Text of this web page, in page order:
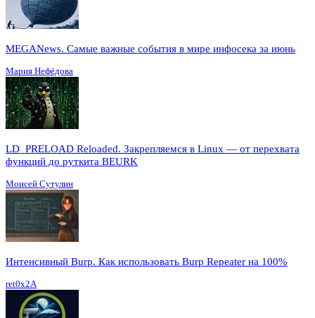
MEGANews. Cамые важные события в мире инфосека за июнь
Мария Нефёдова
LD_PRELOAD Reloaded. Закрепляемся в Linux — от перехвата
функций до руткита BEURK
Моисей Сутулин
Интенсивный Burp. Как использовать Burp Repeater на 100%
ret0x2A